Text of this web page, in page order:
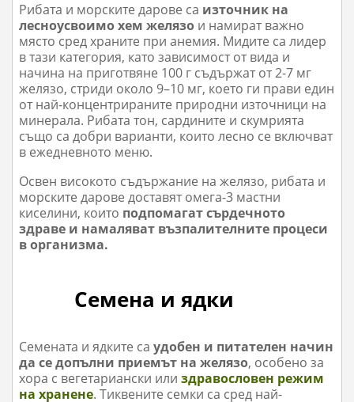
Рибата и морските дарове са източник на
лесноусвоимо хем желязо и намират важно
място сред храните при анемия. Мидите са лидер
в тази категория, като зависимост от вида и
начина на приготвяне 100 г съдържат от 2-7 мг
желязо, стриди около 9–10 мг, което ги прави един
от най-концентрираните природни източници на
минерала. Рибата тон, сардините и скумрията
също са добри варианти, които лесно се включват
в ежедневното меню.
Освен високото съдържание на желязо, рибата и
морските дарове доставят омега-3 мастни
киселини, които подпомагат сърдечното
здраве и намаляват възпалителните процеси
в организма.
Семена и ядки
Семената и ядките саудобен и питателен начин
да се допълни приемът на желязо, особено за
хора с вегетариански илиздравословен режим
на хранене. Тиквените семки са сред най-